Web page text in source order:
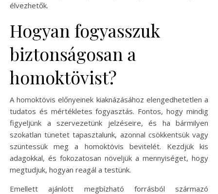
élvezhetők.
Hogyan fogyasszuk
biztonságosan a
homoktövist?
A homoktövis előnyeinek kiaknázásához elengedhetetlen a
tudatos és mértékletes fogyasztás. Fontos, hogy mindig
figyeljünk a szervezetünk jelzéseire, és ha bármilyen
szokatlan tünetet tapasztalunk, azonnal csökkentsük vagy
szüntessük meg a homoktövis bevitelét. Kezdjük kis
adagokkal, és fokozatosan növeljük a mennyiséget, hogy
megtudjuk, hogyan reagál a testünk.
Emellett ajánlott megbízható forrásból származó